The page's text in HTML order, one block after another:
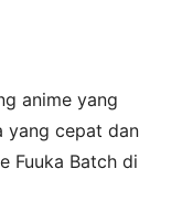
anime yang
yang cepat dan
Fuuka Batch di